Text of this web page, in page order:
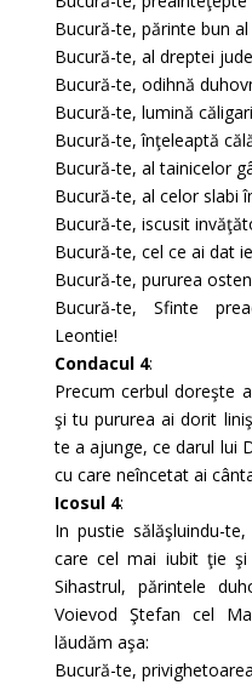
Bucură-te, părinte bun
Bucură-te, al dreptei
Bucură-te, odihnă
Bucură-te, lumină
Bucură-te, înţeleaptă
Bucură-te, al tainicelor
Bucură-te, al celor slabi
Bucură-te, iscusit
Bucură-te, cel ce ai dat
Bucură-te, pururea
Bucură-te, Sfinte
Leontie!
Condacul 4:
Precum cerbul doreşte
şi tu pururea ai dorit
te a ajunge, ce darul lui
cu care neîncetat ai
Icosul 4:
In pustie sălăşluindu-
care cel mai iubit ţie
Sihastrul, părintele
Voievod Ştefan cel
lăudăm aşa:
Bucură-te,